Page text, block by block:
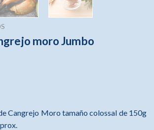
moro Jumbo
Cangrejo Moro tamaño colossal de 150g